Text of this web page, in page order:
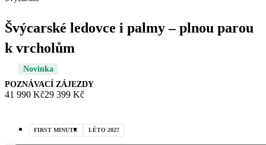
Švýcarské ledovce i palmy – plnou parou
k vrcholům
Novinka
POZNÁVACÍ ZÁJEZDY
41 990 Kč29 399 Kč
FIRST MINUTE LÉTO 2027